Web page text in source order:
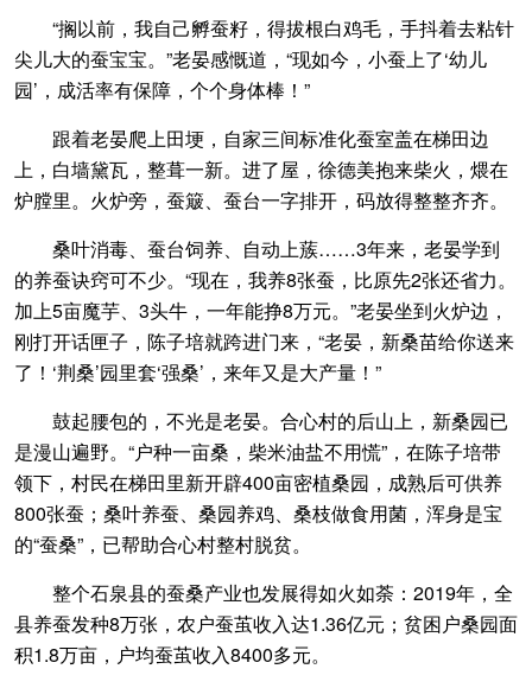
“搁以前，我自己孵蚕籽，得拔根白鸡毛，手抖着去粘针
尖儿大的蚕宝宝。”老晏感慨道，“现如今，小蚕上了‘幼儿
园’，成活率有保障，个个身体棒！”
跟着老晏爬上田埂，自家三间标准化蚕室盖在梯田边
上，白墙黛瓦，整葺一新。进了屋，徐德美抱来柴火，煨在
炉膛里。火炉旁，蚕簸、蚕台一字排开，码放得整整齐齐。
桑叶消毒、蚕台饲养、自动上蔟……3年来，老晏学到
的养蚕诀窍可不少。“现在，我养8张蚕，比原先2张还省力。
加上5亩魔芋、3头牛，一年能挣8万元。”老晏坐到火炉边，
刚打开话匣子，陈子培就跨进门来，“老晏，新桑苗给你送来
了！‘荆桑’园里套‘强桑’，来年又是大产量！”
鼓起腰包的，不光是老晏。合心村的后山上，新桑园已
是漫山遍野。“户种一亩桑，柴米油盐不用慌”，在陈子培带
领下，村民在梯田里新开辟400亩密植桑园，成熟后可供养
800张蚕；桑叶养蚕、桑园养鸡、桑枝做食用菌，浑身是宝
的“蚕桑”，已帮助合心村整村脱贫。
整个石泉县的蚕桑产业也发展得如火如荼：2019年，全
县养蚕发种8万张，农户蚕茧收入达1.36亿元；贫困户桑园面
积1.8万亩，户均蚕茧收入8400多元。